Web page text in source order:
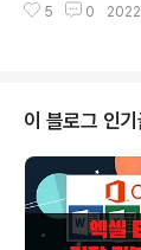
니다. ※ ▶ 네이버 모
마다 매번 신상정보
화면으로 이동해야
옆에 톱니 바퀴 모
경 설정 페이지로
답장 을 찾아 클릭
설정 탭으로 이동합
을 사용함으로 변경
5 0
이 블로그 인기